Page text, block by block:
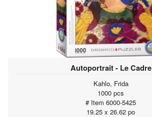
Autoportrait - Le Cadre
Kahlo, Frida
1000 pcs
# Item 6000-5425
19.25 x 26.62 po